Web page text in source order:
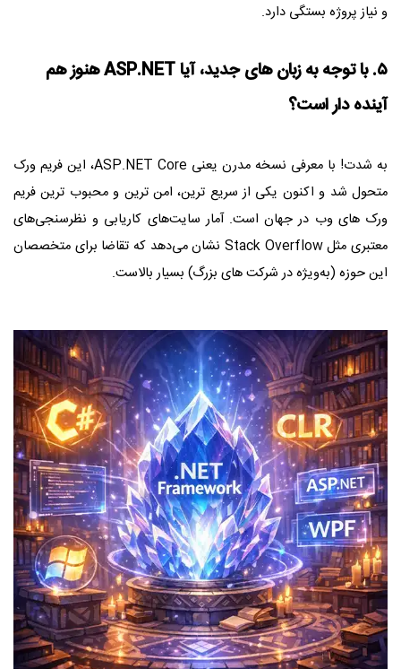
و نیاز پروژه بستگی دارد.
۵. با توجه به زبان‌ های جدید، آیا ASP.NET هنوز هم
آینده ‌دار است؟
به شدت! با معرفی نسخه مدرن یعنی ASP.NET Core، این فریم ‌ورک
متحول شد و اکنون یکی از سریع ‌ترین، امن ‌ترین و محبوب‌ ترین فریم‌
ورک ‌های وب در جهان است. آمار سایت‌های کاریابی و نظرسنجی‌های
معتبری مثل Stack Overflow نشان می‌دهد که تقاضا برای متخصصان
این حوزه (به‌ویژه در شرکت ‌های بزرگ) بسیار بالاست.